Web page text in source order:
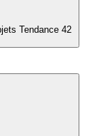
Tendance 42